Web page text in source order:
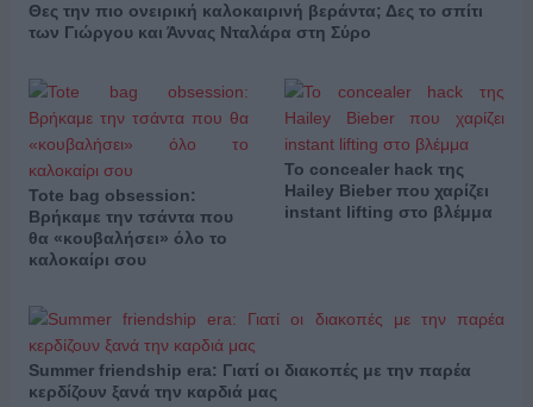
Θες την πιο ονειρική καλοκαιρινή βεράντα; Δες το σπίτι
των Γιώργου και Άννας Νταλάρα στη Σύρο
Tote bag obsession:
Βρήκαμε την τσάντα που
θα «κουβαλήσει» όλο το
καλοκαίρι σου
Το concealer hack της
Hailey Bieber που χαρίζει
instant lifting στο βλέμμα
Summer friendship era: Γιατί οι διακοπές με την παρέα
κερδίζουν ξανά την καρδιά μας